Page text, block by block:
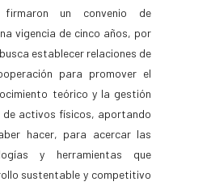
firmaron un convenio de
vigencia de cinco años, por
establecer relaciones de
para promover el
teórico y la gestión
de activos físicos, aportando
hacer, para acercar las
y herramientas que
sustentable y competitivo